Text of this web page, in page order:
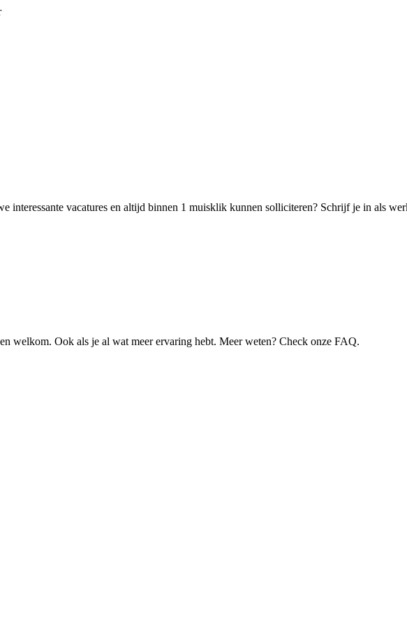
interessante vacatures en altijd binnen 1 muisklik kunnen solliciteren? Schrijf je in als
welkom. Ook als je al wat meer ervaring hebt. Meer weten? Check onze FAQ.